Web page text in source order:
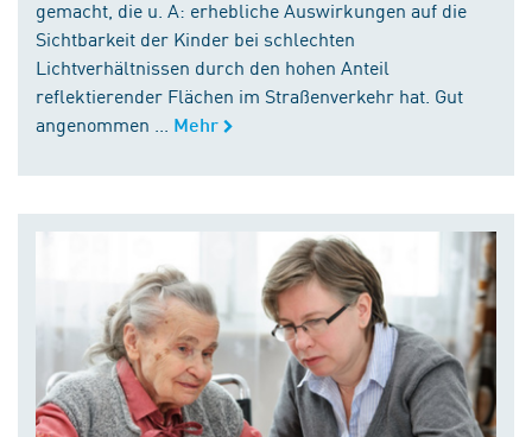
gemacht, die u. A: erhebliche Auswirkungen auf die
Sichtbarkeit der Kinder bei schlechten
Lichtverhältnissen durch den hohen Anteil
reflektierender Flächen im Straßenverkehr hat. Gut
angenommen ...
Mehr